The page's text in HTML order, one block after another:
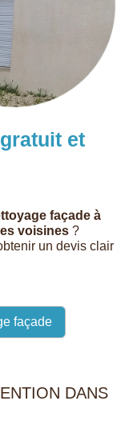
et
façade à
voisines ?
un devis clair
façade
DANS